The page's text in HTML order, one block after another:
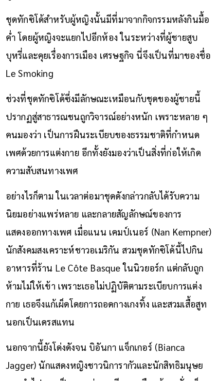
ชุดทักซิโด้สำหรับผู้หญิงนั้นมีที่มาจากกิจกรรมหลังกินมื้อ
ค่ำ โดยผู้หญิงจะแยกไปอีกห้อง ในระหว่างที่ผู้ชายสูบ
บุหรี่และคุยเรื่องการเมือง เศรษฐกิจ นี่จึงเป็นที่มาของชื่อ
Le Smoking
ช่วงที่ชุดทักซิโด้ซึ่งมีลักษณะเหมือนกับชุดของผู้ชายนี้
ปรากฏสู่สาธารณชนถูกวิจารณ์อย่างหนัก เพราะหลาย ๆ
คนมองว่า เป็นการฝืนระเบียบของธรรมชาติที่กำหนด
เพศด้วยการแต่งกาย อีกทั้งยังมองว่าเป็นสิ่งที่ก่อให้เกิด
ความสับสนทางเพศ
อย่างไรก็ตาม ในเวลาต่อมาชุดดังกล่าวกลับได้รับความ
นิยมอย่างแพร่หลาย และกลายสัญลักษณ์ของการ
แสดงออกทางเพศ เมื่อแนน เคมป์เนอร์ (Nan Kempner)
นักสังคมสงเคราะห์ชาวอเมริกัน สวมชุดทักซิโด้นี้ไปกิน
อาหารที่ร้าน Le Côte Basque ในนิวยอร์ก แต่กลับถูก
ห้ามไม่ให้เข้า เพราะเธอไม่ปฏิบัติตามระเบียบการแต่ง
กาย เธอจึงแก้เผ็ดโดยการถอดกางเกงทิ้ง และสวมเสื้อสูท
นอกเป็นเดรสแทน
นอกจากนี้ยังโด่งดังจน บิอันกา แจ็กเกอร์ (Bianca
Jagger) นักแสดงหญิงชาวนิการากัวและนักสิทธิมนุษย